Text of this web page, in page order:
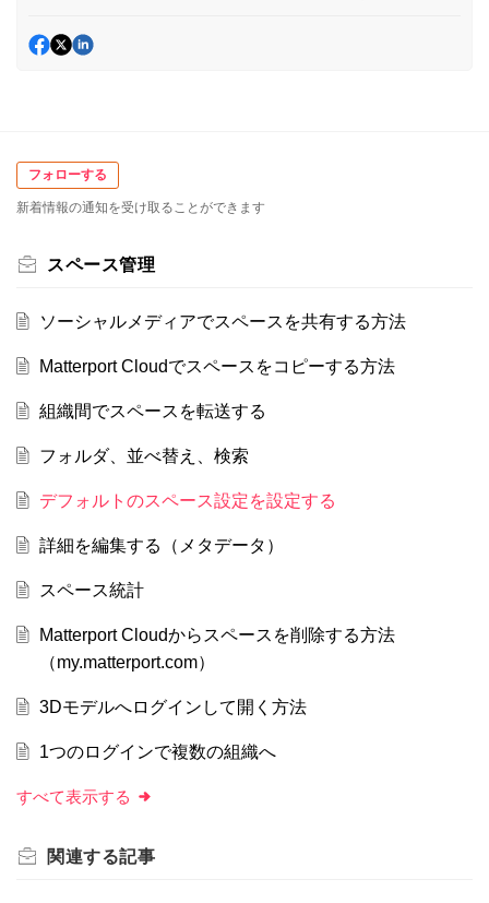
フォローする
新着情報の通知を受け取ることができます
スペース管理
ソーシャルメディアでスペースを共有する方法
Matterport Cloudでスペースをコピーする方法
組織間でスペースを転送する
フォルダ、並べ替え、検索
デフォルトのスペース設定を設定する
詳細を編集する（メタデータ）
スペース統計
Matterport Cloudからスペースを削除する方法
（my.matterport.com）
3Dモデルへログインして開く方法
1つのログインで複数の組織へ
すべて表示する
関連する記事